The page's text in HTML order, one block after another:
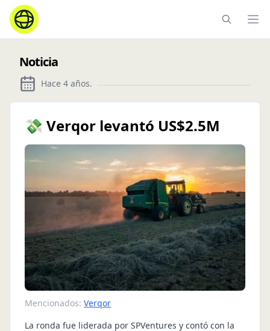
Noticia
Hace 4 años.
💸 Verqor levantó US$2.5M
Mencionados: Verqor
La ronda fue liderada por SPVentures y contó con la